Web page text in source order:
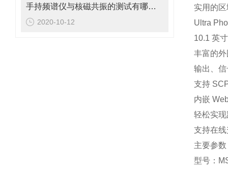
手持频谱仪与核磁共振的测试有哪些关系呢?
2020-10-12
实用的
Ultra
10.1 英
丰富的
输出、
支持
内嵌
轻松实
支持在线
主要参数
型号 ：